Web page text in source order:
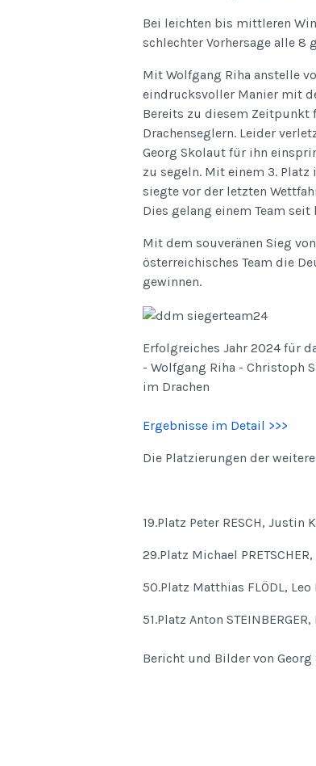
Bei leichten bis mittleren
schlechter Vorhersage alle 8
Mit Wolfgang Riha anstelle
eindrucksvoller Manier mit
Bereits zu diesem Zeitpunkt
Drachenseglern. Leider
Georg Skolaut für ihn
zu segeln. Mit einem 3. Platz
siegte vor der letzten
Dies gelang einem Team
Mit dem souveränen Sieg
österreichisches Team die
gewinnen.
Erfolgreiches Jahr 2024 für
- Wolfgang Riha - Christoph
im Drachen
Ergebnisse im Detail >>>
Die Platzierungen der
19.Platz Peter RESCH, Justin
29.Platz Michael
50.Platz Matthias FLÖDL, Leo
51.Platz Anton
Bericht und Bilder von